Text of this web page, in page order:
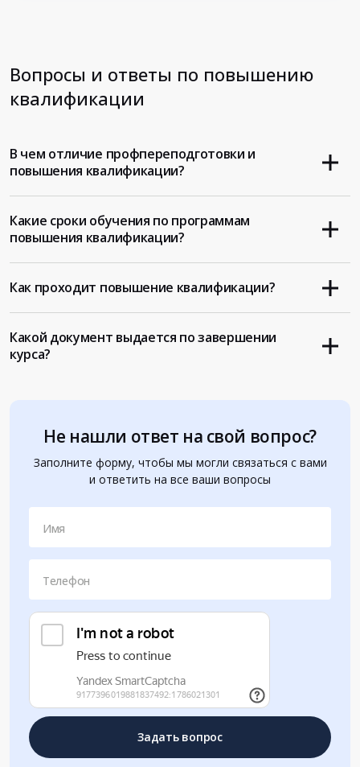
Вопросы и ответы по повышению
квалификации
Не нашли ответ на свой вопрос?
Заполните форму, чтобы мы могли связаться с вами
и ответить на все ваши вопросы
Имя
Телефон
Задать вопрос
В чем отличие профпереподготовки и
повышения квалификации?
Какие сроки обучения по программам
повышения квалификации?
Как проходит повышение квалификации?
Какой документ выдается по завершении
курса?